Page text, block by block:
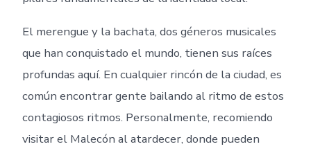
El merengue y la bachata, dos géneros musicales
que han conquistado el mundo, tienen sus raíces
profundas aquí. En cualquier rincón de la ciudad, es
común encontrar gente bailando al ritmo de estos
contagiosos ritmos. Personalmente, recomiendo
visitar el Malecón al atardecer, donde pueden